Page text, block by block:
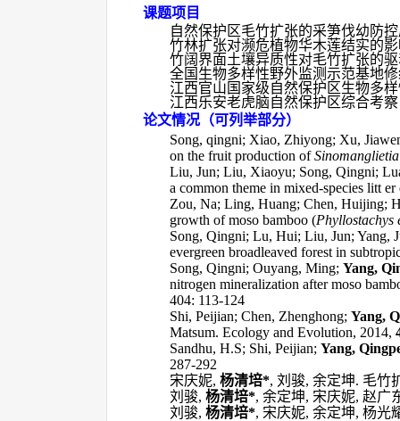
课题项目
自然保护区毛竹扩张的采笋伐幼防
竹林扩张对濒危植物华木莲结实的
竹阔界面土壤异质性对毛竹扩张的
全国生物多样性野外监测示范基地
江西官山国家级自然保护区生物多
江西乐安老虎脑自然保护区综合考
论文情况（可列举部分）
Song, qingni; Xiao, Zhiyong; Xu,
on the fruit production of
Liu, Jun; Liu, Xiaoyu; Song, Qingni;
a common theme in mixed-species litt
Zou, Na; Ling, Huang; Chen, Huijing;
growth of moso bamboo (Phyllostachys
Song, Qingni; Lu, Hui; Liu, Jun; Yang,
evergreen broadleaved forest in
Song, Qingni; Ouyang, Ming; Yang,
nitrogen mineralization after moso
404: 113-124
Shi, Peijian; Chen, Zhenghong; Yang,
Matsum. Ecology and Evolution, 2014,
Sandhu, H.S; Shi, Peijian; Yang,
287-292
宋庆妮, 杨清培*, 刘骏, 余定坤. 毛竹
刘骏, 杨清培*, 余定坤, 宋庆妮, 赵广
刘骏, 杨清培*, 宋庆妮, 余定坤, 杨光